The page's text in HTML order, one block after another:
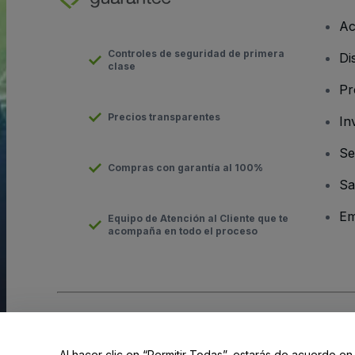
Controles de seguridad de primera
clase
Precios transparentes
Compras con garantía al 100%
Equipo de Atención al Cliente que te
acompaña en todo el proceso